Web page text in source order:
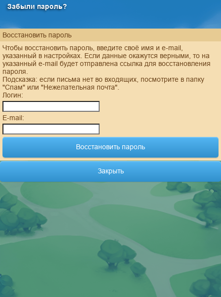
Забыли пароль?
Восстановить пароль
Чтобы восстановить пароль, введите своё имя и e-mail,
указанный в настройках. Если данные окажутся верными, то на
указанный e-mail будет отправлена ссылка для восстановления
пароля.
Подсказка: если письма нет во входящих, посмотрите в папку
"Спам" или "Нежелательная почта".
Логин:
E-mail:
Закрыть